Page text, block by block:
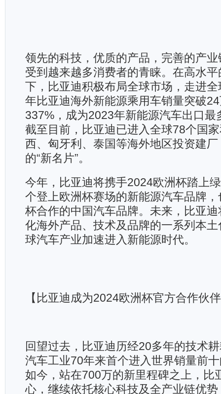
领先的科技，优质的产品，完善的产
受到越来越多消费者的青睐。在高水
下，比亚迪积极布局全球市场，走进
年比亚迪海外新能源乘用车销量突破
337%，成为2023年新能源汽车出口最
截至目前，比亚迪已进入全球78个国
西、匈牙利、泰国等海外地区投资建
的“新名片”。
今年，比亚迪将携手2024欧洲杯踏上
个登上欧洲杯赛场的新能源汽车品牌
杯合作的中国汽车品牌。未来，比亚
化海外产品、技术及品牌的一系列本
球汽车产业加速进入新能源时代。
【比亚迪成为2024欧洲杯官方合作伙
回望过去，比亚迪历经20多年的技术
汽车工业70年来首个进入世界销量前
如今，站在700万的新里程碑之上，比
心，继续依托核心科技及全产业链优